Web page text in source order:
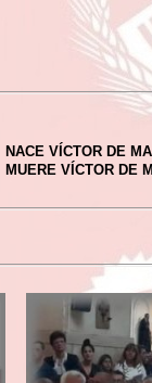
NACE VÍCTOR DE
MUERE VÍCTOR DE